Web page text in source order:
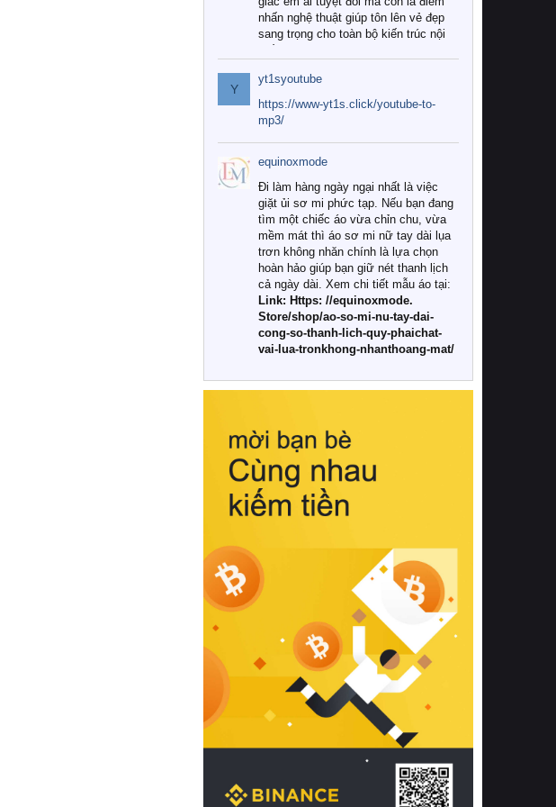
nhấn nghệ thuật giúp tôn lên vẻ đẹp
sang trọng cho toàn bộ kiến trúc nội
Tuy nhiên, giữa thị trường đa dạng
với vô vàn thương hiệu và mẫu mã
như hiện nay, làm thế nào để chọn
được những bộ chăn ga gối đệm cao
cấp thực sự chất lượng, phù hợp với
khí hậu và nhu cầu sử dụng của gia
đình? Hãy cùng chúng tôi đi tìm lời
giải đáp chi tiết qua bài viết dưới đây.
1. Tại sao các gia đình hiện đại lại ưa
chuộng chăn ga gối đệm cao cấp?
Khác với các dòng sản phẩm thông
thường, những bộ chăn ga gối đệm
cao cấp trải qua quy trình sản xuất
nghiêm ngặt từ khâu chọn lọc nguyên
liệu tự nhiên đến công nghệ dệt
nhuộm hiện đại không chứa hóa chất
này, bạn sẽ cảm nhận rõ rệt sự khác
hồi chuẩn xác của phần đệm nâng đỡ
cột sống.
Bên cạnh đó, việc lựa chọn các dòng
sản phẩm đạt chuẩn chất lượng quốc
tế còn giúp ngăn ngừa tình trạng kích
khuẩn và nấm mốc trong điều kiện
thời tiết nóng ẩm. Bạn có thể tìm hiểu
thêm các nghiên cứu khoa học về tác
động của giấc ngủ và môi trường
phòng ngủ đối với sức khỏe con
người tại Sleep Foundation (External
Link) để có cái nhìn toàn diện hơn.
2. Các tiêu chí vàng khi lựa chọn
chăn ga gối đệm cao cấp cho phòng
ngủ
Để sở hữu một bộ chăn ga gối đệm
cao cấp hoàn hảo cả về thẩm mỹ lẫn
công năng, người tiêu dùng cần cân
nhắc kỹ lưỡng các tiêu chí quan trọng
Y
yt1syoutube
https://www-yt1s.click/youtube-to-
mp3/
equinoxmode
Đi làm hàng ngày ngại nhất là việc
giặt ủi sơ mi phức tạp. Nếu bạn đang
tìm một chiếc áo vừa chỉn chu, vừa
mềm mát thì áo sơ mi nữ tay dài lụa
trơn không nhăn chính là lựa chọn
hoàn hảo giúp bạn giữ nét thanh lịch
cả ngày dài. Xem chi tiết mẫu áo tại:
Link: Https: //equinoxmode.
Store/shop/ao-so-mi-nu-tay-dai-
cong-so-thanh-lich-quy-phaichat-
vai-lua-tronkhong-nhanthoang-mat/